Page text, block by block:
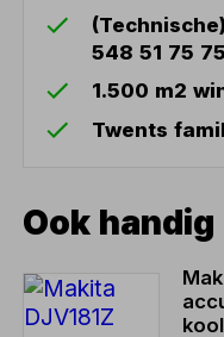
548 51 75 75
1.500 m2
Twents
Ook handig